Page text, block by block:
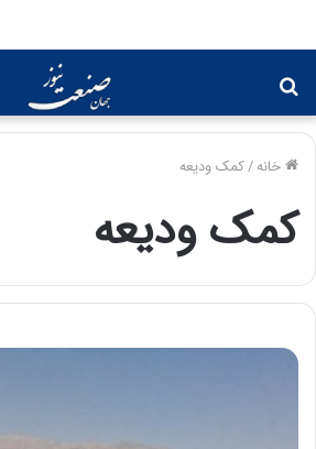
برای
خانه/کمک ودیعه
کمک ودیعه